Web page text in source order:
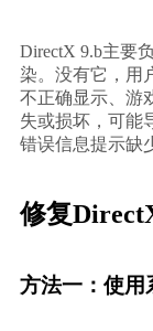
DirectX 9.b主要
染。没有它，用
不正确显示、游
失或损坏，可能
错误信息提示缺
修复
方法一：使用